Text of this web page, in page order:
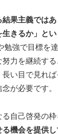
結果主義では
生きるか」と
勉強で目標を
力を継続す
い目で見れ
が必要です。
自己啓発の枠
機会を提供